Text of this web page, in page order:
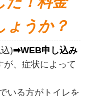
ょうか？
)➡WEB申し込み
が、症状によって
いる方がトイレを